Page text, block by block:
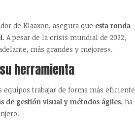
de Klaaxon, asegura que esta ronda
A pesar de la crisis mundial de 2022,
más grandes y mejores».
herramienta
trabajar de forma más eficiente
de gestión visual y métodos ágiles, ha